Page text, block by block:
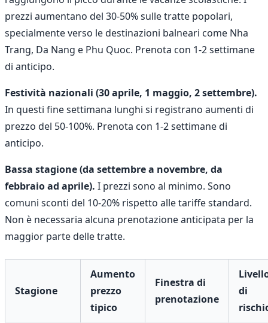
prezzi aumentano del 30-50% sulle tratte popolari,
specialmente verso le destinazioni balneari come Nha
Trang, Da Nang e Phu Quoc. Prenota con 1-2 settimane
di anticipo.
Festività nazionali (30 aprile, 1 maggio, 2 settembre).
In questi fine settimana lunghi si registrano aumenti di
prezzo del 50-100%. Prenota con 1-2 settimane di
anticipo.
Bassa stagione (da settembre a novembre, da
febbraio ad aprile). I prezzi sono al minimo. Sono
comuni sconti del 10-20% rispetto alle tariffe standard.
Non è necessaria alcuna prenotazione anticipata per la
maggior parte delle tratte.
Stagione
Aumento
prezzo
tipico
Finestra di
prenotazione
di